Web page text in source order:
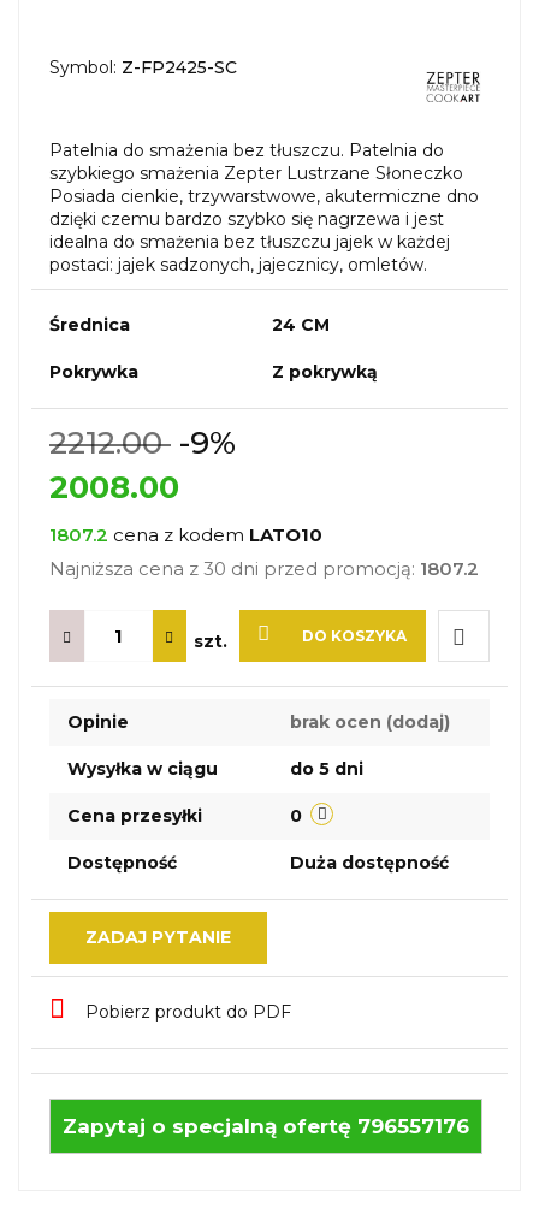
Symbol: Z-FP2425-SC
Patelnia do smażenia bez tłuszczu. Patelnia do
szybkiego smażenia Zepter Lustrzane Słoneczko
Posiada cienkie, trzywarstwowe, akutermiczne dno
dzięki czemu bardzo szybko się nagrzewa i jest
idealna do smażenia bez tłuszczu jajek w każdej
postaci: jajek sadzonych, jajecznicy, omletów.
Średnica 24 CM
Pokrywka Z pokrywką
2212.00 -9%
2008.00
1807.2 cena z kodem LATO10
Najniższa cena z 30 dni przed promocją: 1807.2
szt. DO KOSZYKA
Do
Opinie brak ocen (dodaj)
Wysyłka w ciągu do 5 dni
Cena przesyłki 0
Dostępność Duża dostępność
ZADAJ PYTANIE
Pobierz produkt do PDF
Zapytaj o specjalną ofertę 796557176